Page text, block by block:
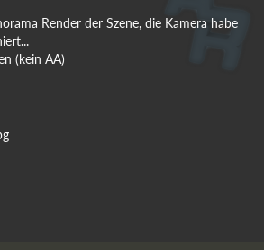
Render der Szene, die Kamera habe
(kein AA)